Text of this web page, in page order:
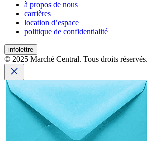
à propos de nous
carrières
location d’espace
politique de confidentialité
infolettre
© 2025 Marché Central. Tous droits réservés.